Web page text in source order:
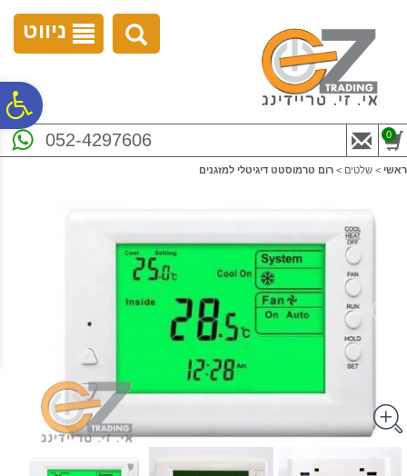
נגישות
ניווט
052-4297606 0
ראשי > שלטים > רום טרמוסטט דיגיטלי למזגנים